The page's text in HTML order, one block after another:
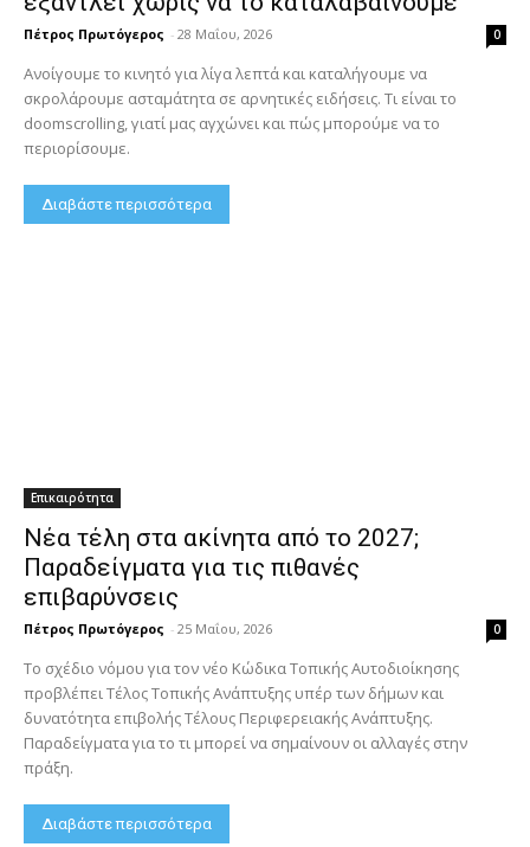
Πέτρος Πρωτόγερος - 28 Μαΐου, 2026 0
Ανοίγουμε το κινητό για λίγα λεπτά και καταλήγουμε να
σκρολάρουμε ασταμάτητα σε αρνητικές ειδήσεις. Τι είναι το
doomscrolling, γιατί μας αγχώνει και πώς μπορούμε να το
περιορίσουμε.
Διαβάστε περισσότερα
Επικαιρότητα
Νέα τέλη στα ακίνητα από το 2027;
Παραδείγματα για τις πιθανές
επιβαρύνσεις
Πέτρος Πρωτόγερος - 25 Μαΐου, 2026 0
Το σχέδιο νόμου για τον νέο Κώδικα Τοπικής Αυτοδιοίκησης
προβλέπει Τέλος Τοπικής Ανάπτυξης υπέρ των δήμων και
δυνατότητα επιβολής Τέλους Περιφερειακής Ανάπτυξης.
Παραδείγματα για το τι μπορεί να σημαίνουν οι αλλαγές στην
πράξη.
Διαβάστε περισσότερα